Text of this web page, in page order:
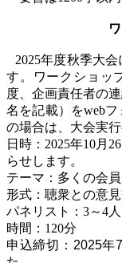
2025年度秋季大会
す。ワークショッ
度、企画責任者の
名を記載）をwebフ
の場合は、大会実
日時： 2025年10月 26
らせします。
テーマ：多くの会
形式：聴衆との意
パネリスト： 3～4人
時間： 120分
申込締切：2025